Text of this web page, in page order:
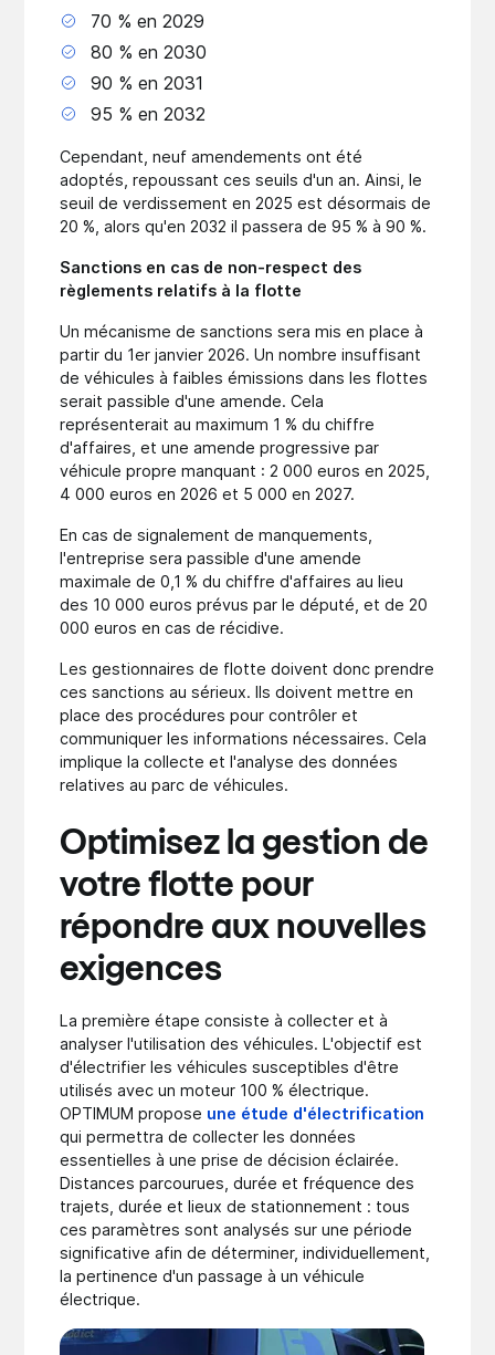
70 % en 2029
80 % en 2030
90 % en 2031
95 % en 2032
Cependant, neuf amendements ont été
adoptés, repoussant ces seuils d'un an. Ainsi, le
seuil de verdissement en 2025 est désormais de
20 %, alors qu'en 2032 il passera de 95 % à 90 %.
Sanctions en cas de non-respect des
règlements relatifs à la flotte
Un mécanisme de sanctions sera mis en place à
partir du 1er janvier 2026. Un nombre insuffisant
de véhicules à faibles émissions dans les flottes
serait passible d'une amende. Cela
représenterait au maximum 1 % du chiffre
d'affaires, et une amende progressive par
véhicule propre manquant : 2 000 euros en 2025,
4 000 euros en 2026 et 5 000 en 2027.
En cas de signalement de manquements,
l'entreprise sera passible d'une amende
maximale de 0,1 % du chiffre d'affaires au lieu
des 10 000 euros prévus par le député, et de 20
000 euros en cas de récidive.
Les gestionnaires de flotte doivent donc prendre
ces sanctions au sérieux. Ils doivent mettre en
place des procédures pour contrôler et
communiquer les informations nécessaires. Cela
implique la collecte et l'analyse des données
relatives au parc de véhicules.
Optimisez la gestion de
votre flotte pour
répondre aux nouvelles
exigences
La première étape consiste à collecter et à
analyser l'utilisation des véhicules. L'objectif est
d'électrifier les véhicules susceptibles d'être
utilisés avec un moteur 100 % électrique.
OPTIMUM propose une étude d'électrification
qui permettra de collecter les données
essentielles à une prise de décision éclairée.
Distances parcourues, durée et fréquence des
trajets, durée et lieux de stationnement : tous
ces paramètres sont analysés sur une période
significative afin de déterminer, individuellement,
la pertinence d'un passage à un véhicule
électrique.